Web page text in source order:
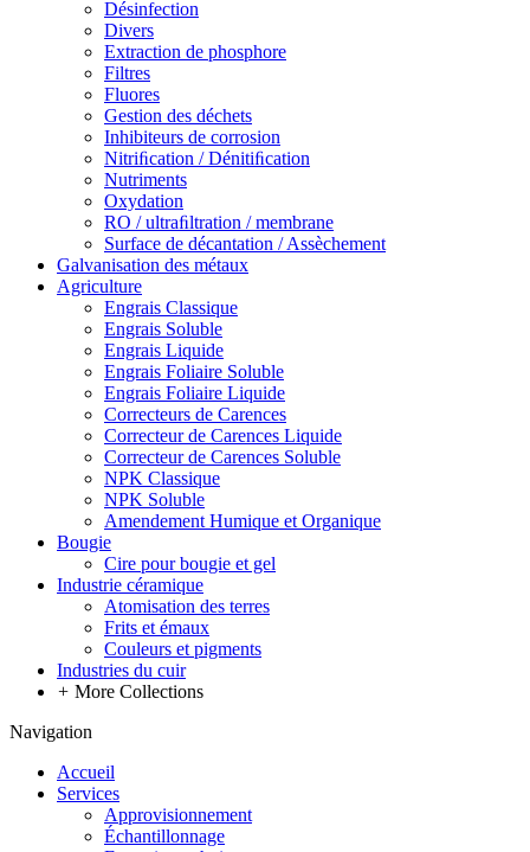
Désinfection
Divers
Extraction de phosphore
Filtres
Fluores
Gestion des déchets
Inhibiteurs de corrosion
Nitriﬁcation / Dénitiﬁcation
Nutriments
Oxydation
RO / ultraﬁltration / membrane
Surface de décantation / Assèchement
Galvanisation des métaux
Agriculture
Engrais Classique
Engrais Soluble
Engrais Liquide
Engrais Foliaire Soluble
Engrais Foliaire Liquide
Correcteurs de Carences
Correcteur de Carences Liquide
Correcteur de Carences Soluble
NPK Classique
NPK Soluble
Amendement Humique et Organique
Bougie
Cire pour bougie et gel
Industrie céramique
Atomisation des terres
Frits et émaux
Couleurs et pigments
Industries du cuir
+ More Collections
Navigation
Accueil
Services
Approvisionnement
Échantillonnage